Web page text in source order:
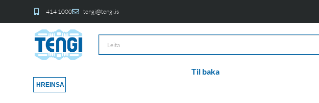
414 1000 tengi@tengi.is
Til baka
HREINSA